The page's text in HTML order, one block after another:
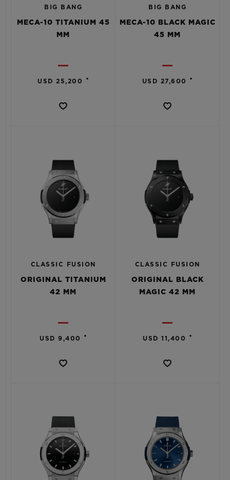
BIG BANG
MECA-10 TITANIUM 45
MM
USD 25,200 •
BIG BANG
MECA-10 BLACK MAGIC
45 MM
USD 27,600 •
CLASSIC FUSION
ORIGINAL TITANIUM
42 MM
USD 9,400 •
CLASSIC FUSION
ORIGINAL BLACK
MAGIC 42 MM
USD 11,400 •